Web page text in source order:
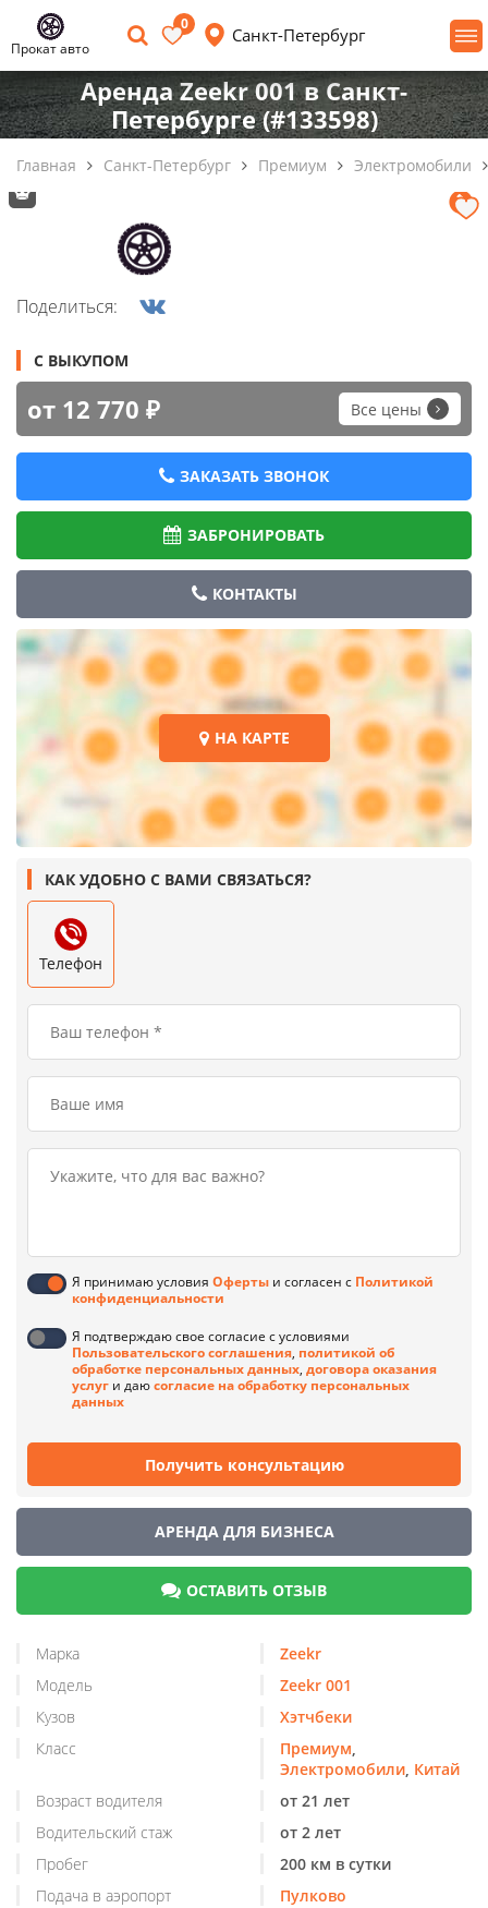
Прокат авто
0
Санкт-Петербург
Аренда Zeekr 001 в Санкт-
Петербурге (#133598)
Главная Санкт-Петербург Премиум Электромобили
Поделиться:
С ВЫКУПОМ
от 12 770 ₽ Все цены
ЗАКАЗАТЬ ЗВОНОК
ЗАБРОНИРОВАТЬ
КОНТАКТЫ
НА КАРТЕ
КАК УДОБНО С ВАМИ СВЯЗАТЬСЯ?
Телефон
Я принимаю условия Оферты и согласен с Политикой
конфиденциальности
Я подтверждаю свое согласие с условиями
Пользовательского соглашения, политикой об
обработке персональных данных, договора оказания
услуг и даюсогласие на обработку персональных
данных
Получить консультацию
АРЕНДА ДЛЯ БИЗНЕСА
ОСТАВИТЬ ОТЗЫВ
Марка
Zeekr
Модель
Zeekr 001
Кузов
Хэтчбеки
Класс
Премиум,
Электромобили, Китай
Возраст водителя
от 21 лет
Водительский стаж
от 2 лет
Пробег
200 км в сутки
Подача в аэропорт
Пулково